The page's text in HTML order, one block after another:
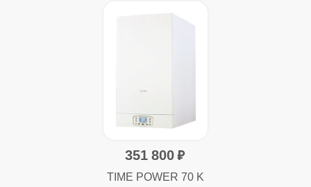
351 800
TIME POWER 70 K